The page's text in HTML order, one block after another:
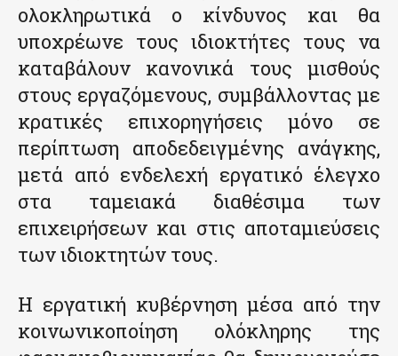
ολοκληρωτικά ο κίνδυνος και θα
υποχρέωνε τους ιδιοκτήτες τους να
καταβάλουν κανονικά τους μισθούς
στους εργαζόμενους, συμβάλλοντας με
κρατικές επιχορηγήσεις μόνο σε
περίπτωση αποδεδειγμένης ανάγκης,
μετά από ενδελεχή εργατικό έλεγχο
στα ταμειακά διαθέσιμα των
επιχειρήσεων και στις αποταμιεύσεις
των ιδιοκτητών τους.
Η εργατική κυβέρνηση μέσα από την
κοινωνικοποίηση ολόκληρης της